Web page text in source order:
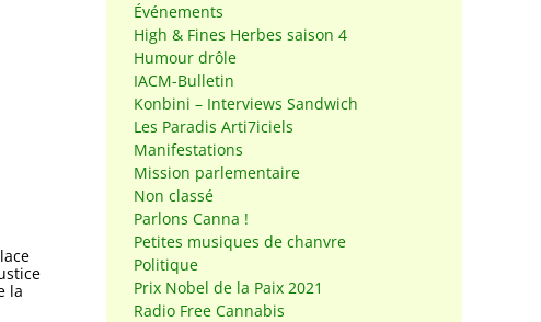
la
Événements
High & Fines Herbes saison 4
Humour drôle
IACM-Bulletin
Konbini – Interviews Sandwich
Les Paradis Arti7iciels
Manifestations
Mission parlementaire
Non classé
Parlons Canna !
Petites musiques de chanvre
Politique
Prix Nobel de la Paix 2021
Radio Free Cannabis